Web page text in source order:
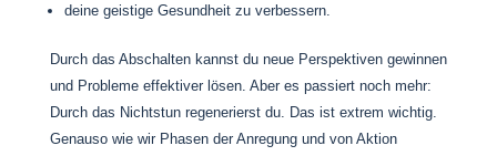
deine geistige Gesundheit zu verbessern.
Durch das Abschalten kannst du neue Perspektiven gewinnen
und Probleme effektiver lösen. Aber es passiert noch mehr:
Durch das Nichtstun regenerierst du. Das ist extrem wichtig.
Genauso wie wir Phasen der Anregung und von Aktion